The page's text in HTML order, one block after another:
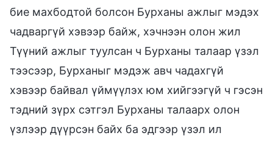
бие махбодтой болсон Бурханы ажлыг мэдэх
чадваргүй хэвээр байж, хэчнээн олон жил
Түүний ажлыг туулсан ч Бурханы талаар үзэл
тээсээр, Бурханыг мэдэж авч чадахгүй
хэвээр байвал үймүүлэх юм хийгээгүй ч гэсэн
тэдний зүрх сэтгэл Бурханы талаарх олон
үзлээр дүүрсэн байх ба эдгээр үзэл ил